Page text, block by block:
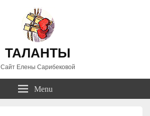
ТАЛАНТЫ
Сайт Елены Сарибековой
Menu